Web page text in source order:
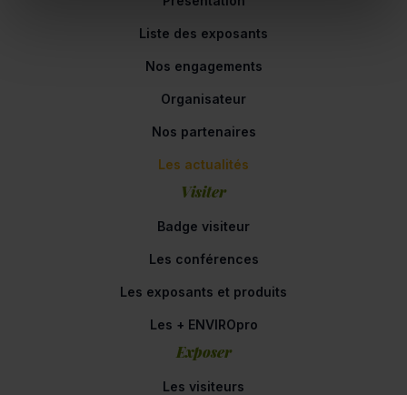
Liste des exposants
Nos engagements
Organisateur
Nos partenaires
Les actualités
Visiter
Badge visiteur
Les conférences
Les exposants et produits
Les + ENVIROpro
Exposer
Les visiteurs